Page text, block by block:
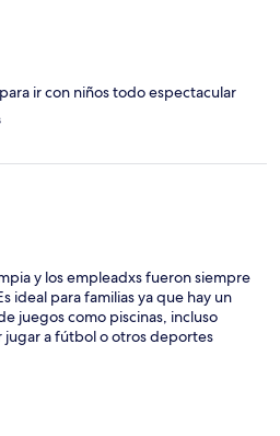
ir con niños todo espectacular
y los empleadxs fueron siempre
ideal para familias ya que hay un
juegos como piscinas, incluso
a fútbol o otros deportes